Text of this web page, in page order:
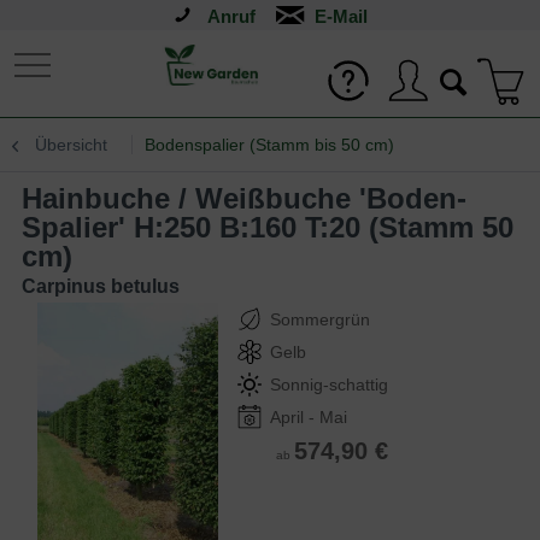
Anruf
Übersicht Bodenspalier (Stamm bis 50 cm)
Hainbuche / Weißbuche 'Boden-
Spalier' H:250 B:160 T:20 (Stamm 50
cm)
Carpinus betulus
Sommergrün
Gelb
Sonnig-schattig
April - Mai
ab 574,90 €